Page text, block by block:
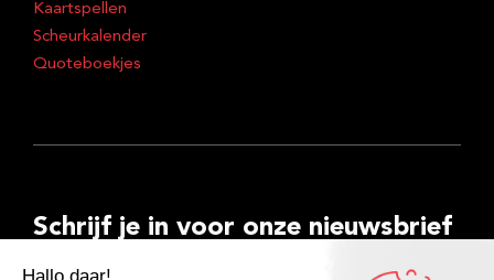
Kaartspellen
Scheurkalender
Quoteboekjes
Schrijf je in voor onze nieuwsbrief